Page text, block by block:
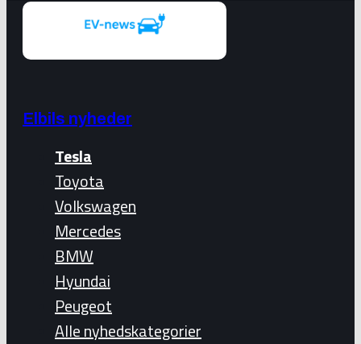
Elbils nyheder
Tesla
Toyota
Volkswagen
Mercedes
BMW
Hyundai
Peugeot
Alle nyhedskategorier